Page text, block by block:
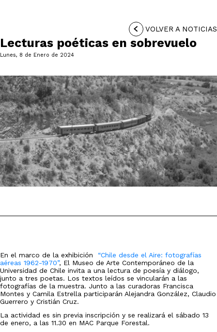
VOLVER A NOTICIAS
Lecturas poéticas en sobrevuelo
Lunes, 8 de Enero de 2024
En el marco de la exhibición “Chile desde el Aire: fotografías
aéreas 1962-1970”, El Museo de Arte Contemporáneo de la
Universidad de Chile invita a una lectura de poesía y diálogo,
junto a tres poetas. Los textos leídos se vincularán a las
fotografías de la muestra. Junto a las curadoras Francisca
Montes y Camila Estrella participarán Alejandra González, Claudio
Guerrero y Cristián Cruz.
La actividad es sin previa inscripción y se realizará el sábado 13
de enero, a las 11.30 en MAC Parque Forestal.